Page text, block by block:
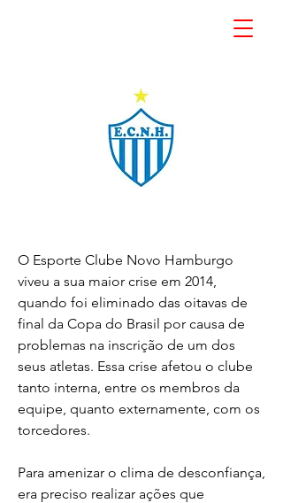
O Esporte Clube Novo Hamburgo
viveu a sua maior crise em 2014,
quando foi eliminado das oitavas de
final da Copa do Brasil por causa de
problemas na inscrição de um dos
seus atletas. Essa crise afetou o clube
tanto interna, entre os membros da
equipe, quanto externamente, com os
torcedores.
Para amenizar o clima de desconfiança,
era preciso realizar ações que